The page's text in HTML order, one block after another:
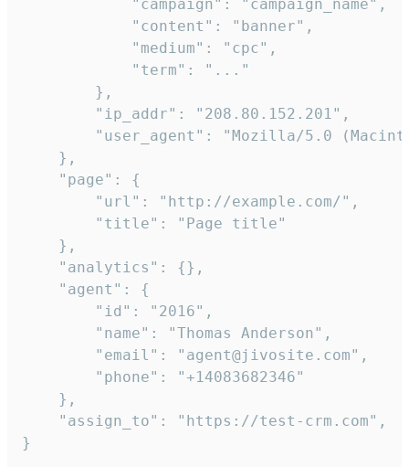
            "campaign": "campaign_name",
            "content": "banner",
            "medium": "cpc",
            "term": "..."
        },
        "ip_addr": "208.80.152.201",
"user_agent": "Mozilla/5.0
    },
    "page": {
        "url": "http://example.com/",
        "title": "Page title"
    },
    "analytics": {},
    "agent": {
        "id": "2016",
        "name": "Thomas Anderson",
        "email": "agent@jivosite.com",
        "phone": "+14083682346"
    },
    "assign_to": "https://test-crm.com",
}